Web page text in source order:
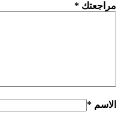
مراجعتك *
الاسم *